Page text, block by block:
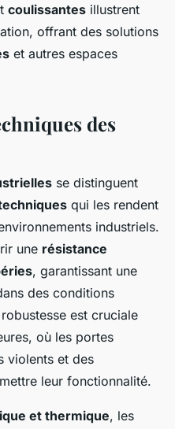
coulissantes illustrent
offrant des solutions
et autres espaces
des
se distinguent
qui les rendent
industriels.
une résistance
, garantissant une
des conditions
est cruciale
où les portes
violents et des
leur fonctionnalité.
et thermique, les